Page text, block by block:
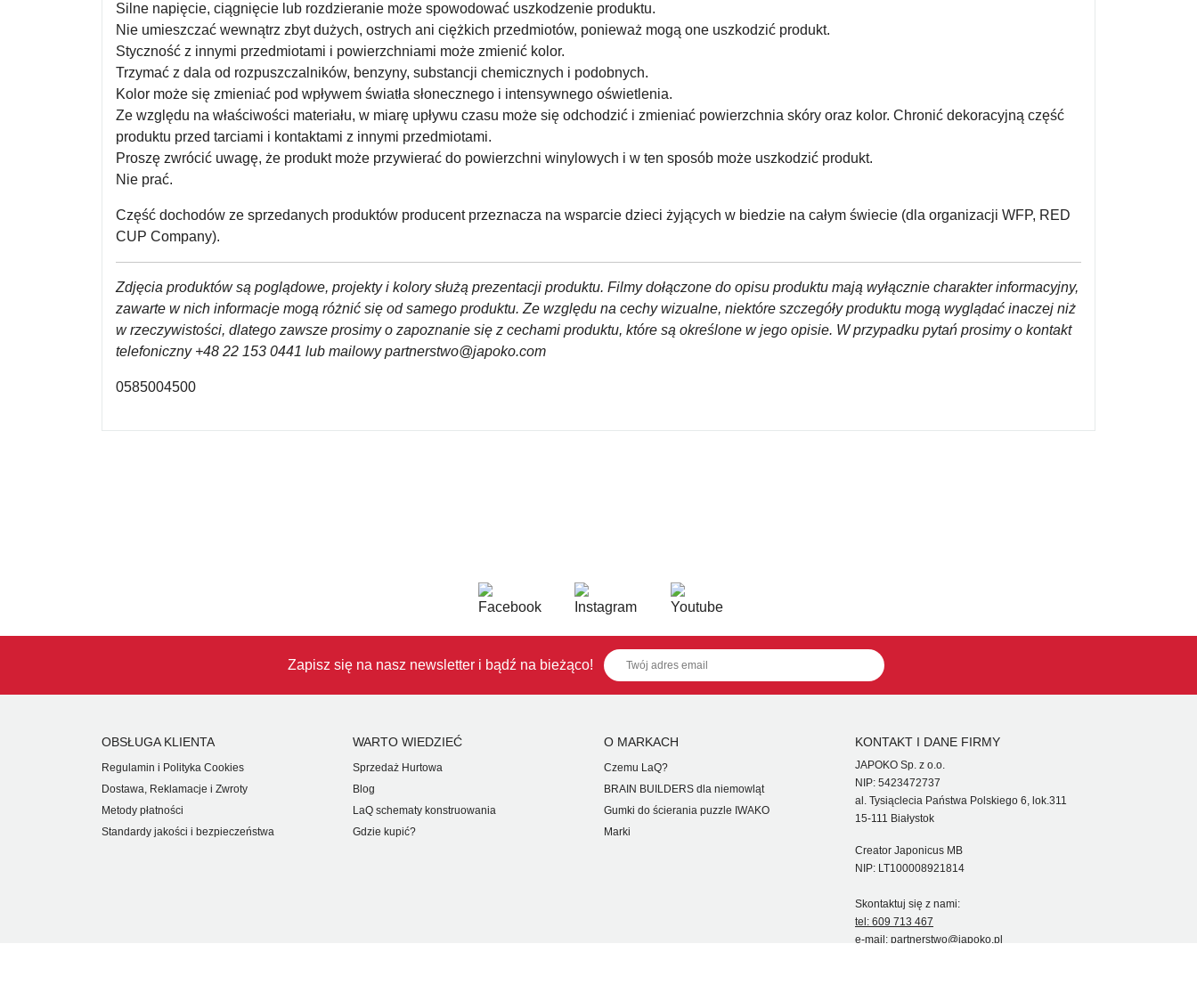
Silne napięcie, ciągnięcie lub rozdzieranie może spowodować uszkodzenie produktu.
Nie umieszczać wewnątrz zbyt dużych, ostrych ani ciężkich przedmiotów, ponieważ mogą one uszkodzić produkt.
Styczność z innymi przedmiotami i powierzchniami może zmienić kolor.
Trzymać z dala od rozpuszczalników, benzyny, substancji chemicznych i podobnych.
Kolor może się zmieniać pod wpływem światła słonecznego i intensywnego oświetlenia.
Ze względu na właściwości materiału, w miarę upływu czasu może się odchodzić i zmieniać powierzchnia skóry oraz kolor. Chronić dekoracyjną część
produktu przed tarciami i kontaktami z innymi przedmiotami.
Proszę zwrócić uwagę, że produkt może przywierać do powierzchni winylowych i w ten sposób może uszkodzić produkt.
Nie prać.
Część dochodów ze sprzedanych produktów producent przeznacza na wsparcie dzieci żyjących w biedzie na całym świecie (dla organizacji WFP, RED
CUP Company).
Zdjęcia produktów są poglądowe, projekty i kolory służą prezentacji produktu. Filmy dołączone do opisu produktu mają wyłącznie charakter informacyjny,
zawarte w nich informacje mogą różnić się od samego produktu. Ze względu na cechy wizualne, niektóre szczegóły produktu mogą wyglądać inaczej niż
w rzeczywistości, dlatego zawsze prosimy o zapoznanie się z cechami produktu, które są określone w jego opisie. W przypadku pytań prosimy o kontakt
telefoniczny +48 22 153 0441 lub mailowy partnerstwo@japoko.com
0585004500
Zapisz się na nasz newsletter i bądź na bieżąco!
OBSŁUGA KLIENTA
Regulamin i Polityka Cookies
Dostawa, Reklamacje i Zwroty
Metody płatności
Standardy jakości i bezpieczeństwa
WARTO WIEDZIEĆ
Sprzedaż Hurtowa
Blog
LaQ schematy konstruowania
Gdzie kupić?
O MARKACH
Czemu LaQ?
BRAIN BUILDERS dla niemowląt
Gumki do ścierania puzzle IWAKO
Marki
KONTAKT I DANE FIRMY
JAPOKO Sp. z o.o.
NIP: 5423472737
al. Tysiąclecia Państwa Polskiego 6, lok.311
15-111 Białystok
Creator Japonicus MB
NIP: LT100008921814
Skontaktuj się z nami:
tel: 609 713 467
e-mail: partnerstwo@japoko.pl